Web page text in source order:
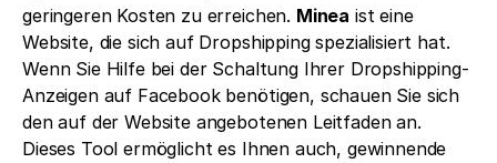
geringeren Kosten zu erreichen. Minea ist eine
Website, die sich auf Dropshipping spezialisiert hat.
Wenn Sie Hilfe bei der Schaltung Ihrer Dropshipping-
Anzeigen auf Facebook benötigen, schauen Sie sich
den auf der Website angebotenen Leitfaden an.
Dieses Tool ermöglicht es Ihnen auch, gewinnende